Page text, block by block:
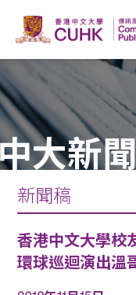
大新
新聞稿
香港中文大學校
環球巡迴演出溫